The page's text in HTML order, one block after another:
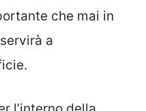
che mai in
a